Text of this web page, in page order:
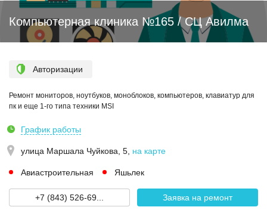
Компьютерная клиника №165 / СЦ Авилма
Авторизации
Ремонт мониторов, ноутбуков, моноблоков, компьютеров, клавиатур для
пк и еще 1-го типа техники MSI
График работы
улица Маршала Чуйкова, 5 на карте
Авиастроительная Яшьлек
+7 (843) 526-69... Заявка на ремонт